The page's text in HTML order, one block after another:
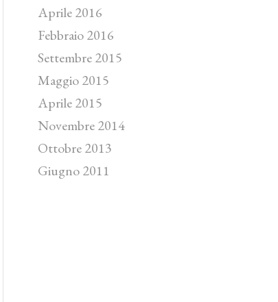
Aprile 2016
Febbraio 2016
Settembre 2015
Maggio 2015
Aprile 2015
Novembre 2014
Ottobre 2013
Giugno 2011